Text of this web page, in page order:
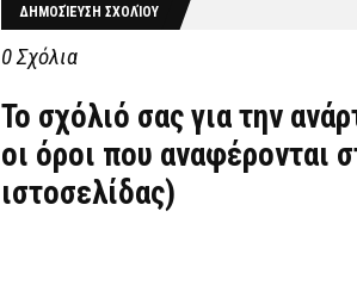
ΔΗΜΟΣΊΕΥΣΗ ΣΧΟΛΊΟΥ
0 Σχόλια
Το σχόλιό σας για την
οι όροι που αναφέρονται
ιστοσελίδας)